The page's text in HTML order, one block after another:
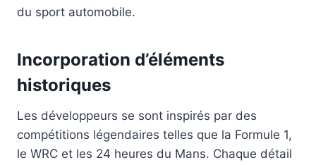
du sport automobile.
Incorporation d’éléments
historiques
Les développeurs se sont inspirés par des
compétitions légendaires telles que la Formule 1,
le WRC et les 24 heures du Mans. Chaque détail